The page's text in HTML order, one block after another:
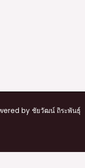
by ชัยวัฒน์ ถิระพันธุ์